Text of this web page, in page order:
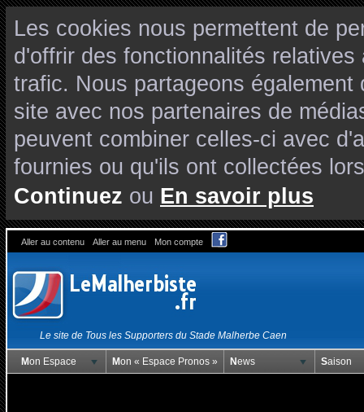
Les cookies nous permettent de
d'offrir des fonctionnalités
trafic. Nous partageons
site avec nos partenaires de
peuvent combiner celles-ci avec
fournies ou qu'ils ont collectées
Continuez ou En savoir plus
Aller au contenu Aller au menu Mon compte
Le site de Tous les Supporters du Stade Malherbe Caen
Mon Espace Mon « Espace Pronos » News Saison